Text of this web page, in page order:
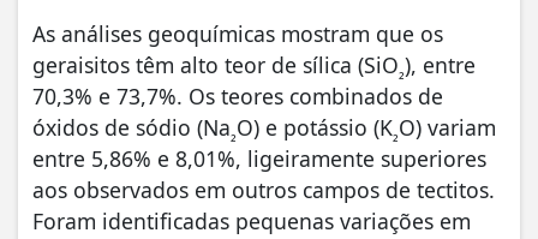
As análises geoquímicas mostram que os
geraisitos têm alto teor de sílica (SiO₂), entre
70,3% e 73,7%. Os teores combinados de
óxidos de sódio (Na₂O) e potássio (K₂O) variam
entre 5,86% e 8,01%, ligeiramente superiores
aos observados em outros campos de tectitos.
Foram identificadas pequenas variações em